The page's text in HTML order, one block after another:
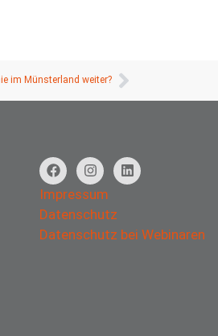
im Münsterland weiter?
Impressum
Datenschutz
Datenschutz bei Webinaren